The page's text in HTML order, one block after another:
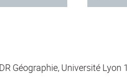
Géographie, Université Lyon 1